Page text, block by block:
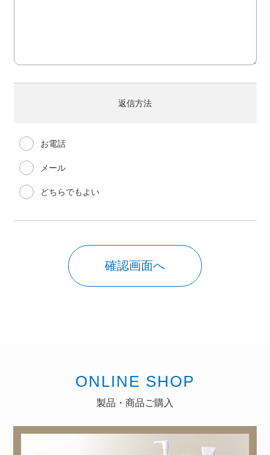
返信方法
お電話
メール
どちらでもよい
ONLINE SHOP
製品・商品ご購入